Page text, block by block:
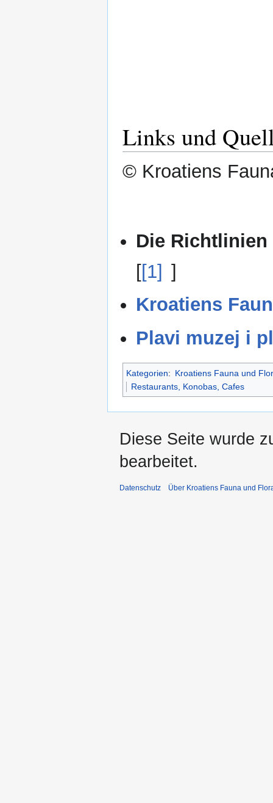
Links und
© Kroatiens
Die
[[1] ]
Kroatiens
Plavi muzej i
Kategorien: Kroatiens Fauna und
Restaurants, Konobas, Cafes
Diese Seite wurde
bearbeitet.
Datenschutz Über Kroatiens Fauna und